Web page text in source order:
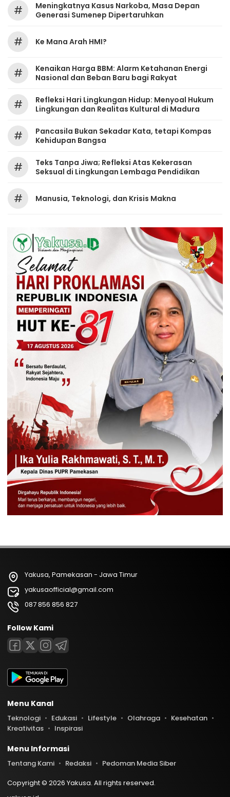
#
Meningkatnya Kasus Narkoba, Masa Depan
Generasi Sumenep Dipertaruhkan
# Ke Mana Arah HMI?
#
Kenaikan Harga BBM: Alarm Ketahanan Energi
Nasional dan Beban Baru bagi Rakyat
#
Refleksi Hari Lingkungan Hidup: Menyoal Hukum
Lingkungan dan Realitas Kultural di Madura
#
Pancasila Bukan Sekadar Kata, tetapi Kompas
Kehidupan Bangsa
#
Teks Tanpa Jiwa; Refleksi Atas Kekerasan
Seksual di Lingkungan Lembaga Pendidikan
# Manusia, Teknologi, dan Krisis Makna
Yakusa, Pamekasan - Jawa Timur
yakusaofficial@gmail.com
087 856 856 827
Follow Kami
Menu Kanal
Teknologi Edukasi Lifestyle Olahraga
Kesehatan
Kreativitas
Inspirasi
Menu Informasi
Tentang Kami Redaksi
Pedoman Media Siber
Copyright © 2026 Yakusa. All rights reserved.